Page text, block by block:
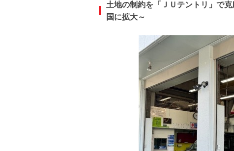
土地の制約を「ＪＵテントリ」で
国に拡大～